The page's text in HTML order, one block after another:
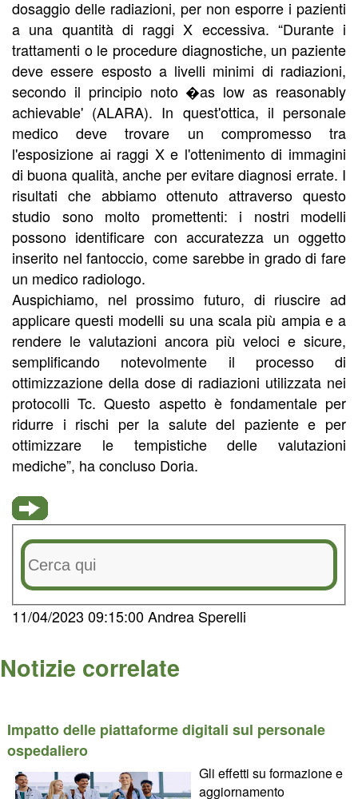
dosaggio delle radiazioni, per non esporre i pazienti
a una quantità di raggi X eccessiva. “Durante i
trattamenti o le procedure diagnostiche, un paziente
deve essere esposto a livelli minimi di radiazioni,
secondo il principio noto �as low as reasonably
achievable' (ALARA). In quest'ottica, il personale
medico deve trovare un compromesso tra
l'esposizione ai raggi X e l'ottenimento di immagini
di buona qualità, anche per evitare diagnosi errate. I
risultati che abbiamo ottenuto attraverso questo
studio sono molto promettenti: i nostri modelli
possono identificare con accuratezza un oggetto
inserito nel fantoccio, come sarebbe in grado di fare
un medico radiologo.
Auspichiamo, nel prossimo futuro, di riuscire ad
applicare questi modelli su una scala più ampia e a
rendere le valutazioni ancora più veloci e sicure,
semplificando notevolmente il processo di
ottimizzazione della dose di radiazioni utilizzata nei
protocolli Tc. Questo aspetto è fondamentale per
ridurre i rischi per la salute del paziente e per
ottimizzare le tempistiche delle valutazioni
mediche”, ha concluso Doria.
11/04/2023 09:15:00 Andrea Sperelli
Notizie correlate
Impatto delle piattaforme digitali sul personale
ospedaliero
Gli effetti su formazione e
aggiornamento